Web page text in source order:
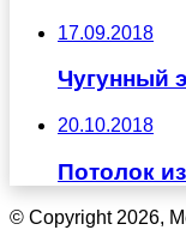
17.09.2018
Чугунный
20.10.2018
Потолок
© Copyright 2026,